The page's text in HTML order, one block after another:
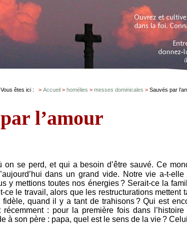
Vous êtes ici : Accueil homélies messes dominicales Sauvés par
l’amour
on se perd, et qui a besoin d’être sauvé. Ce
dans un grand vide. Notre vie a-t-elle
y mettions toutes nos énergies ? Serait-ce la
le travail, alors que les restructurations mettent
quand il y a tant de trahisons ? Qui est
: pour la première fois dans l’histoire
à son père : papa, quel est le sens de la vie ?